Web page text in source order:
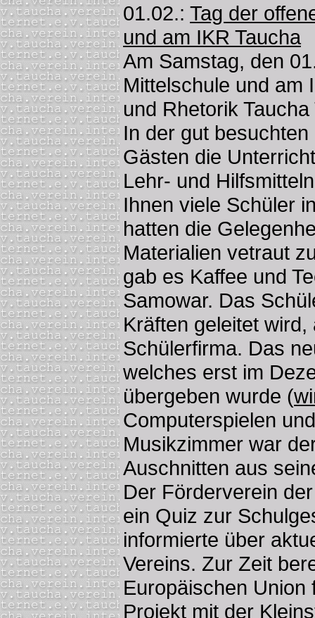
01.02.: Tag der
und am IKR Taucha
Am Samstag, den
Mittelschule und am
und Rhetorik
In der gut besuchten
Gästen die
Lehr- und
Ihnen viele Schüler
hatten die
Materialien vetraut
gab es Kaffee und
Samowar. Das
Kräften geleitet
Schülerfirma. Das
welches erst im
übergeben wurde (
Computerspielen
Musikzimmer war
Auschnitten aus
Der Förderverein
ein Quiz zur
informierte über
Vereins. Zur Zeit
Europäischen
Projekt mit der